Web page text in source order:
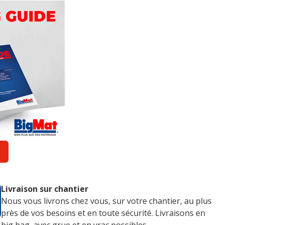
Livraison sur chantier
Nous vous livrons chez vous, sur votre chantier, au plus
près de vos besoins et en toute sécurité. Livraisons en